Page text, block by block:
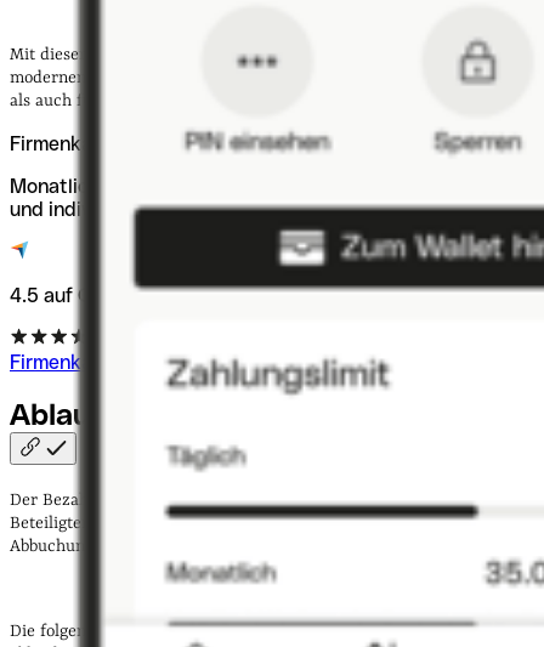
Mit diesen Funktionen deckt die EC-Karte alle Anforderungen des
modernen
ab sowohl für Kundinnen und Kunden
als auch für Händlerinnen und Händler.
Firmenkarten für Ihr Business
Monatlich bis zu 200.000 € zahlen, 15.000 € abheben
und individuelle Limits festlegen.
4.5 auf Capterra
Firmenkarten entdecken
Ablauf von
Der Bezahlvorgang mit einer Girocard ist schnell, sicher und für alle
Beteiligten klar strukturiert. Vom Einlesen der Karte bis zur
Abbuchung auf dem Konto vergehen meist nur wenige Sekunden.
Die folgenden Schritte zeigen, wie eine EC-Zahlung in der Praxis